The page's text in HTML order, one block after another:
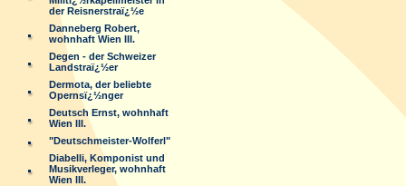
der Reisnerstraï¿½e
Danneberg Robert,
wohnhaft Wien III.
Degen - der Schweizer
Landstraï¿½er
Dermota, der beliebte
Opernsï¿½nger
Deutsch Ernst, wohnhaft
Wien III.
"Deutschmeister-Wolferl"
Diabelli, Komponist und
Musikverleger, wohnhaft
Wien III.